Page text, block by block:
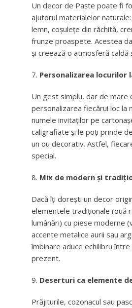
Un decor de Paște poate fi
ajutorul materialelor
lemn, coșulețe din răchită,
frunze proaspete. Acestea
și creează o atmosferă caldă
Personalizarea locurilor
Un gest simplu, dar de mare
personalizarea fiecărui loc la
numele invitaților pe
caligrafiate și le poți prinde
un ou decorativ. Astfel,
special.
Mix de modern și
Dacă îți dorești un decor
elementele tradiționale (ouă
lumânări) cu piese moderne
accente metalice aurii sau
îmbinare aduce echilibru
prezent.
Deserturi ca elemente
Prăjiturile, cozonacul sau